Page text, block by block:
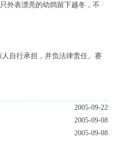
外表漂亮的幼鸽留下越冬，不
自行承担，并负法律责任。赛
2005-09-22
2005-09-08
2005-09-08